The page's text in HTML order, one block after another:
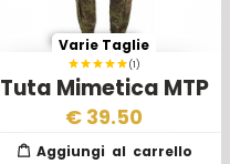
(1)
Tuta Mimetica MTP
Esercito Inglese
Varie Taglie
€ 39.50